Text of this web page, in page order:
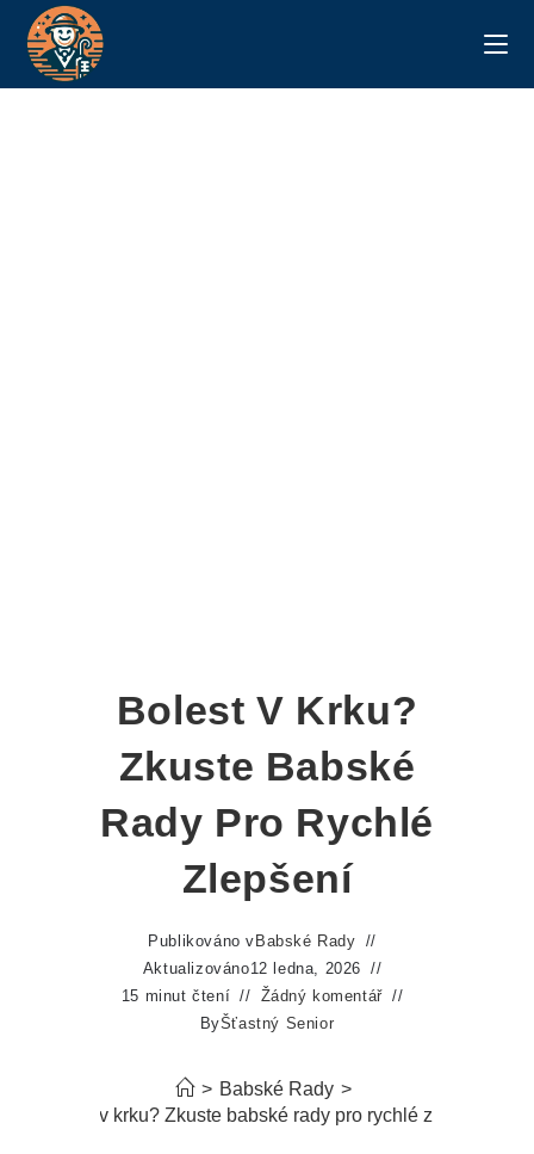
Bolest V Krku?
Zkuste Babské
Rady Pro Rychlé
Zlepšení
Publikováno v Babské Rady
Aktualizováno12 ledna, 2026
15 minut čtení
Žádný komentář
ByŠťastný Senior
> Babské Rady >
Bolest v krku? Zkuste babské rady pro rychlé zlepšení